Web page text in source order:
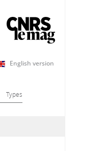
English version
Types